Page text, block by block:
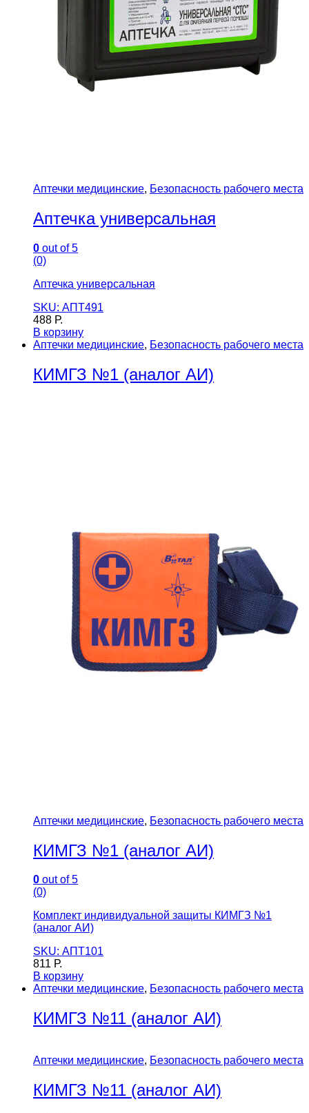
Аптечки медицинские, Безопасность рабочего места
Аптечка универсальная
0 out of 5
(0)
Аптечка универсальная
SKU: АПТ491
488 Р.
В корзину
Аптечки медицинские, Безопасность рабочего места
КИМГЗ №1 (аналог АИ)
Аптечки медицинские, Безопасность рабочего места
КИМГЗ №1 (аналог АИ)
0 out of 5
(0)
Комплект индивидуальной защиты КИМГЗ №1
(аналог АИ)
SKU: АПТ101
811 Р.
В корзину
Аптечки медицинские, Безопасность рабочего места
КИМГЗ №11 (аналог АИ)
Аптечки медицинские, Безопасность рабочего места
КИМГЗ №11 (аналог АИ)